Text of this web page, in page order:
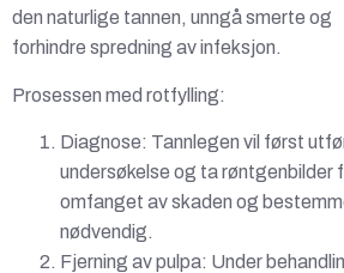
den naturlige tannen, unngå smerte og
forhindre spredning av infeksjon.
Prosessen med rotfylling:
Diagnose: Tannlegen vil først
undersøkelse og ta røntgenbilder
omfanget av skaden og
nødvendig.
Fjerning av pulpa: Under